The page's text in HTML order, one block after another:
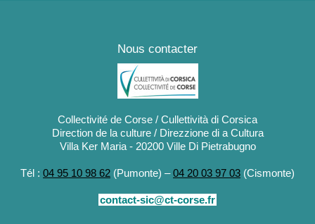
Nous contacter
Collectivité de Corse / Cullettività di Corsica
Direction de la culture / Direzzione di a Cultura
Villa Ker Maria - 20200 Ville Di Pietrabugno
Tél : 04 95 10 98 62 (Pumonte) –04 20 03 97 03 (Cismonte)
contact-sic@ct-corse.fr